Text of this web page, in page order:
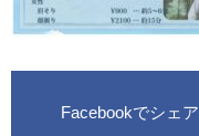
Facebookでシェア